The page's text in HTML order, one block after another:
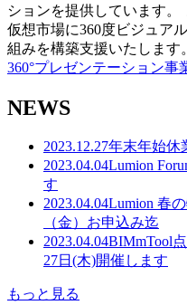
ションを提供しています
仮想市場に360度ビジュア
組みを構築支援いたします。
360°プレゼンテーション事
NEWS
2023.12.27年末年始休
2023.04.04Lumion
す
2023.04.04Lumion 春
（金）お申込み迄
2023.04.04BIMmTool
27日(木)開催します
もっと見る